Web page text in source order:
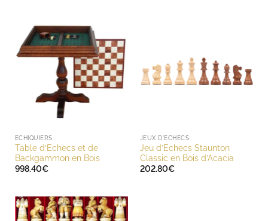
ECHIQUIERS
Table d’Echecs et de
Backgammon en Bois
998.40€
JEUX D'ECHECS
Jeu d’Echecs Staunton
Classic en Bois d’Acacia
202.80€